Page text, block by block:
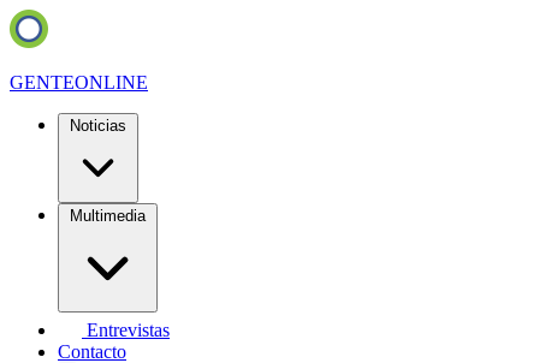
GENTEONLINE
Noticias
Multimedia
Entrevistas
Contacto